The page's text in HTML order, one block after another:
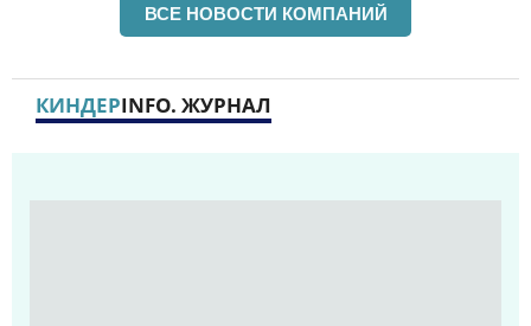
ВСЕ НОВОСТИ КОМПАНИЙ
КИНДЕРINFO. ЖУРНАЛ